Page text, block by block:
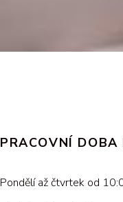
PRACOVNÍ DOBA
Pondělí až čtvrtek od